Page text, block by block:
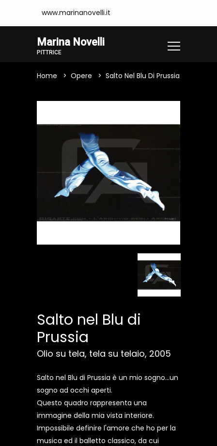
www.marinanovelli.it
Marina Novelli
PITTRICE
Home Opere Salto Nel Blu Di Prussia
Salto nel Blu di
Prussia
Olio su tela, tela su telaio, 2005
Salto nel Blu di Prussia è un mio sogno...un
sogno ad occhi aperti.
Questo quadro rappresenta una
immagine della mia vista interiore.
Impossibile definire l'amore che ho per la
musica ed il balletto classico, da cui